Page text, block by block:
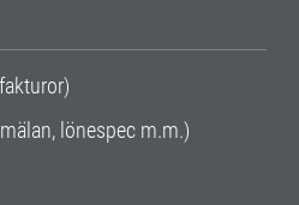
lönespec m.m.)